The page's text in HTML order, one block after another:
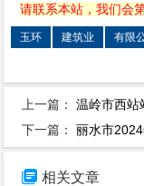
请联系本站，我们会
玉环 建筑业 有限
上一篇：温岭市西站
下一篇：丽水市2024
 相关文章